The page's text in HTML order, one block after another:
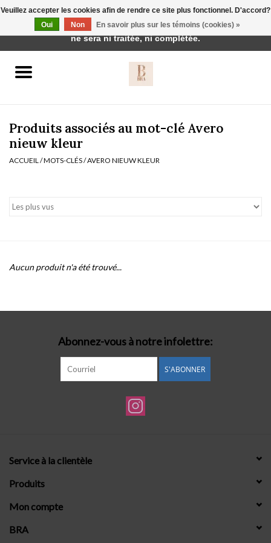
vêtements de nuit
Badmode
Produits associés au mot-clé Avero
nieuw kleur
ACCUEIL /MOTS-CLÉS/AVERO NIEUW KLEUR
Aucun produit n'a été trouvé...
Abonnez-vous à notre infolettre:
S'ABONNER
Service à la clientèle
Produits
Mon compte
BRA
Veuillez accepter les cookies afin de rendre ce site plus fonctionnel. D'accord?
Oui
Non En savoir plus sur les témoins (cookies) »
Cette boutique est en construction. Toute commande passée
ne sera ni traitée, ni complétée.